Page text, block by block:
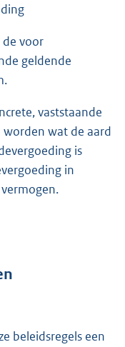
voor
geldende
vaststaande
worden wat de aard
is
in
beleidsregels een